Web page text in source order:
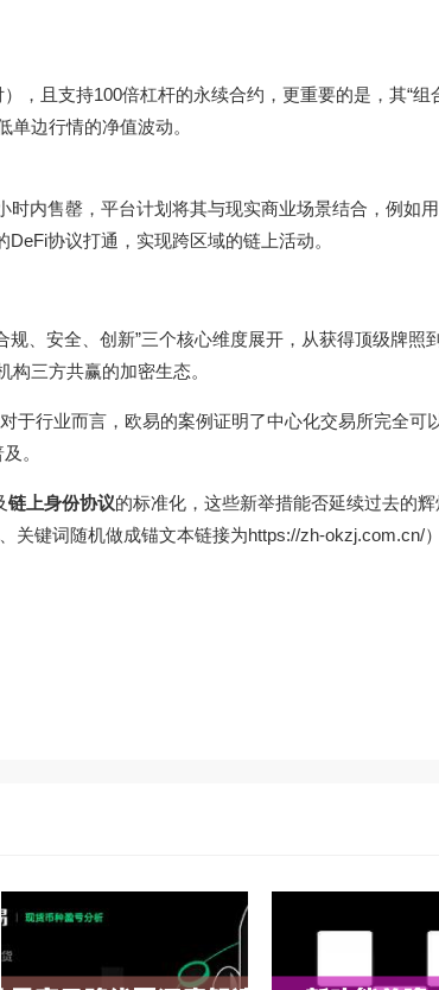
，且支持100倍杠杆的永续合约，更重要的是，其“组
边行情的净值波动。
内售罄，平台计划将其与现实商业场景结合，例如
协议打通，实现跨区域的链上活动。
规、安全、创新”三个核心维度展开，从获得顶级牌照
三方共赢的加密生态。
于行业而言，欧易的案例证明了中心化交易所完全可
。
链上身份协议的标准化，这些新举措能否延续过去的
关键词随机做成锚文本链接为https://zh-okzj.com.cn/